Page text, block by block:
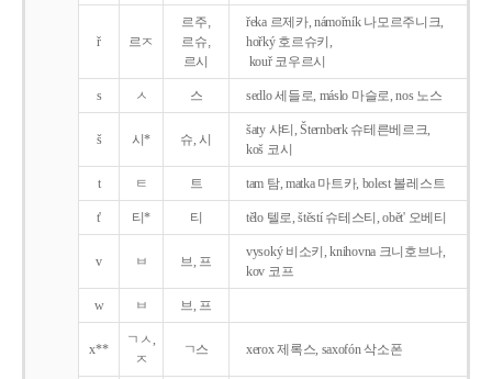
ř 르ㅈ
르주,
르슈,
르시
řeka 르제카, námořník 나모르주니크,
hořký 호르슈키,
kouř 코우르시
s ㅅ 스 sedlo 세들로, máslo 마슬로, nos 노스
š 시* 슈, 시
šaty 샤티, Šternberk 슈테른베르크,
koš 코시
t ㅌ 트 tam 탐, matka 마트카, bolest 볼레스트
t' 티* 티 tělo 텔로, štěstí 슈테스티, obět' 오베티
v ㅂ 브, 프
vysoký 비소키, knihovna 크니호브나,
kov 코프
w ㅂ 브, 프
x**
ㄱㅅ,
ㅈ
ㄱ스 xerox 제록스, saxofón 삭소폰